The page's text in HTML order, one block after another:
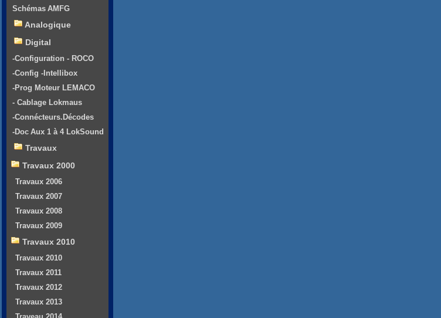
Schémas AMFG
Analogique
Digital
-Configuration - ROCO
-Config -Intellibox
-Prog Moteur LEMACO
- Cablage Lokmaus
-Connécteurs.Décodes
-Doc Aux 1 à 4 LokSound
Travaux
Travaux 2000
Travaux 2006
Travaux 2007
Travaux 2008
Travaux 2009
Travaux 2010
Travaux 2010
Travaux 2011
Travaux 2012
Travaux 2013